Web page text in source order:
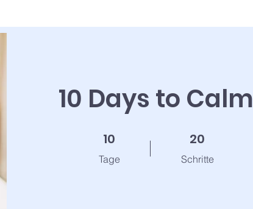
10 Days to Calm
10
Tage
10 Tage 20
Schritte
20 Schritte